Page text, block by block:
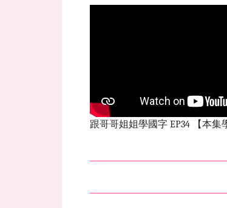
跟哥哥姐姐學國字 EP34 【本集